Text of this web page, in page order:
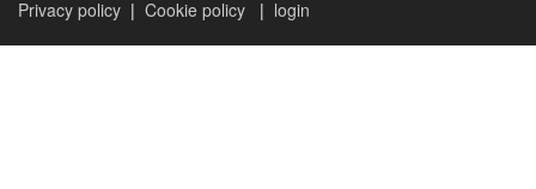
Privacy policy | Cookie policy | login